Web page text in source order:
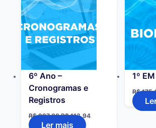
6º Ano –
Cronogramas e
Registros
R$227,88 R$113,94
Ler mais
1º
R$